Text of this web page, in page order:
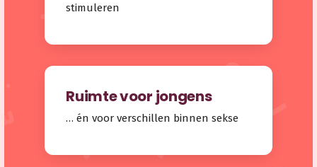
stimuleren
Ruimte voor jongens
… én voor verschillen binnen sekse